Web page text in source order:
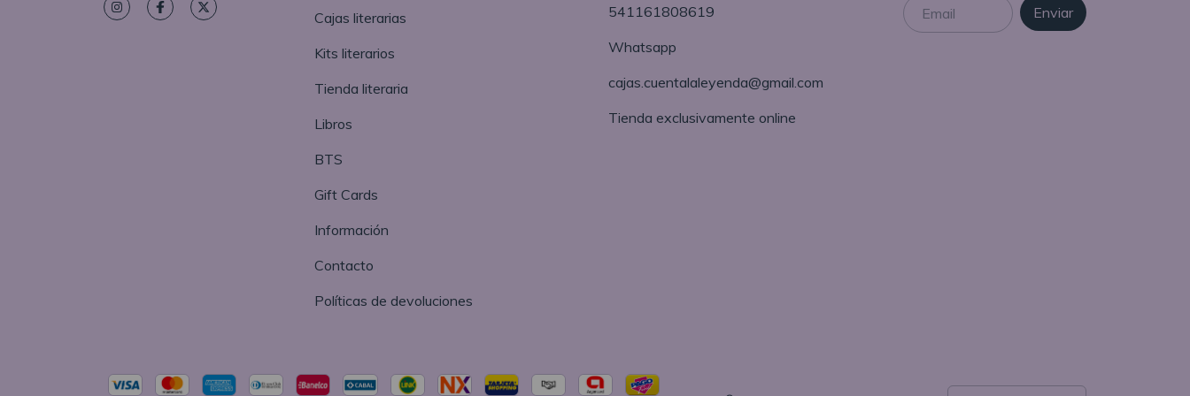
Cajas literarias
Kits literarios
Tienda literaria
Libros
BTS
Gift Cards
Información
Contacto
Políticas de devoluciones
541161808619
Whatsapp
cajas.cuentalaleyenda@gmail.com
Tienda exclusivamente online